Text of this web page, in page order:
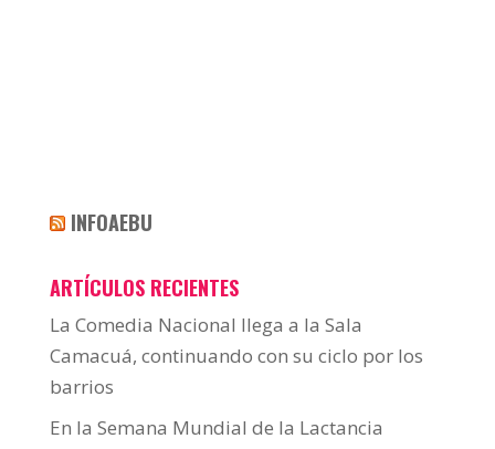
INFOAEBU
ARTÍCULOS RECIENTES
La Comedia Nacional llega a la Sala
Camacuá, continuando con su ciclo por los
barrios
En la Semana Mundial de la Lactancia